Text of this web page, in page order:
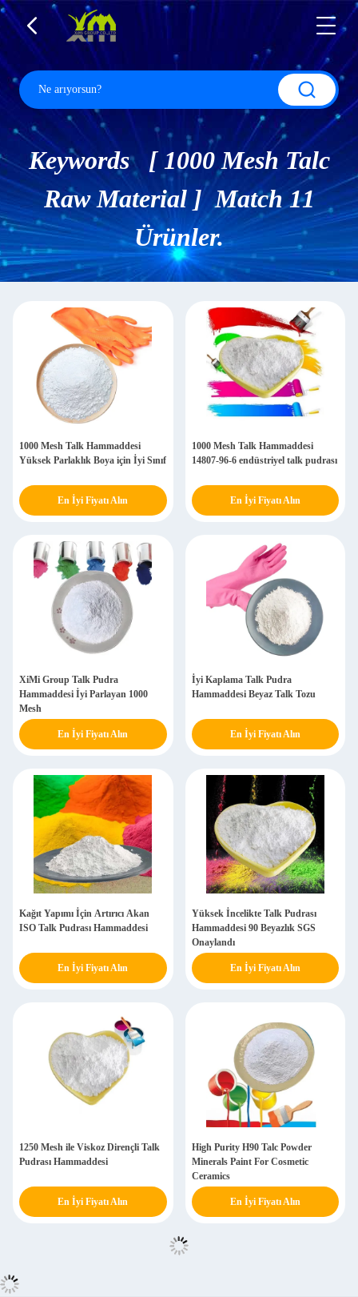
Keywords [ 1000 Mesh Talc
Raw Material ] Match 11
Ürünler.
1000 Mesh Talk Hammaddesi
Yüksek Parlaklık Boya için İyi Sınıf
En İyi Fiyatı Alın
1000 Mesh Talk Hammaddesi
14807-96-6 endüstriyel talk pudrası
En İyi Fiyatı Alın
XiMi Group Talk Pudra
Hammaddesi İyi Parlayan 1000
Mesh
En İyi Fiyatı Alın
İyi Kaplama Talk Pudra
Hammaddesi Beyaz Talk Tozu
En İyi Fiyatı Alın
Kağıt Yapımı İçin Artırıcı Akan
ISO Talk Pudrası Hammaddesi
En İyi Fiyatı Alın
Yüksek İncelikte Talk Pudrası
Hammaddesi 90 Beyazlık SGS
Onaylandı
En İyi Fiyatı Alın
1250 Mesh ile Viskoz Dirençli Talk
Pudrası Hammaddesi
En İyi Fiyatı Alın
High Purity H90 Talc Powder
Minerals Paint For Cosmetic
Ceramics
En İyi Fiyatı Alın